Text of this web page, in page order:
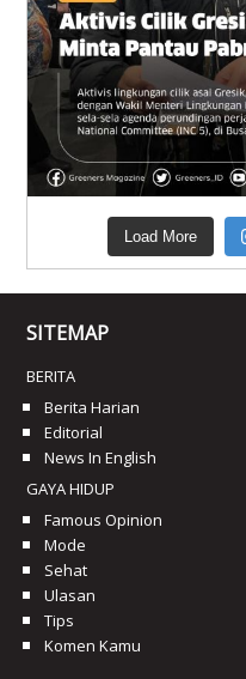
Load More
SITEMAP
BERITA
Berita Harian
Editorial
News In English
GAYA HIDUP
Famous Opinion
Mode
Sehat
Ulasan
Tips
Komen Kamu